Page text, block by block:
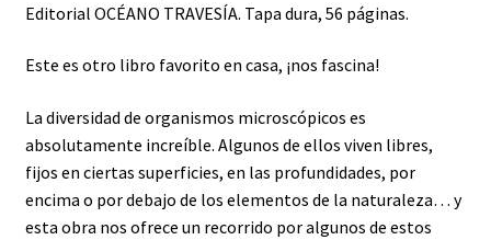
Editorial OCÉANO TRAVESÍA. Tapa dura, 56 páginas.
Este es otro libro favorito en casa, ¡nos fascina!
La diversidad de organismos microscópicos es
absolutamente increíble. Algunos de ellos viven libres,
fijos en ciertas superficies, en las profundidades, por
encima o por debajo de los elementos de la naturaleza… y
esta obra nos ofrece un recorrido por algunos de estos